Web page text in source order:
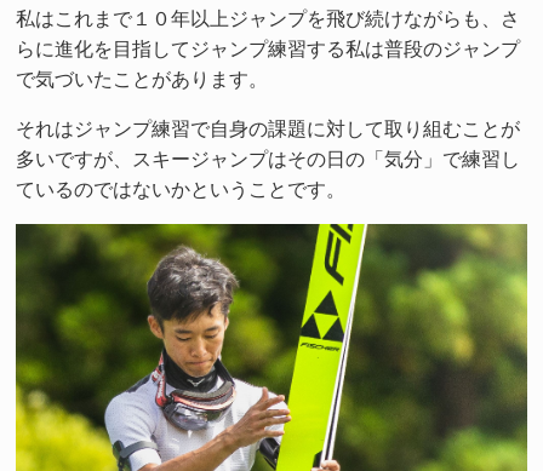
私はこれまで１０年以上ジャンプを飛び続けながらも、さ
らに進化を目指してジャンプ練習する私は普段のジャンプ
で気づいたことがあります。
それはジャンプ練習で自身の課題に対して取り組むことが
多いですが、スキージャンプはその日の「気分」で練習し
ているのではないかということです。